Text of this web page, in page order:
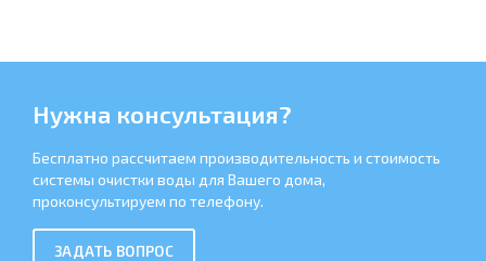
Нужна консультация?
Бесплатно рассчитаем производительность и стоимость
системы очистки воды для Вашего дома,
проконсультируем по телефону.
ЗАДАТЬ ВОПРОС